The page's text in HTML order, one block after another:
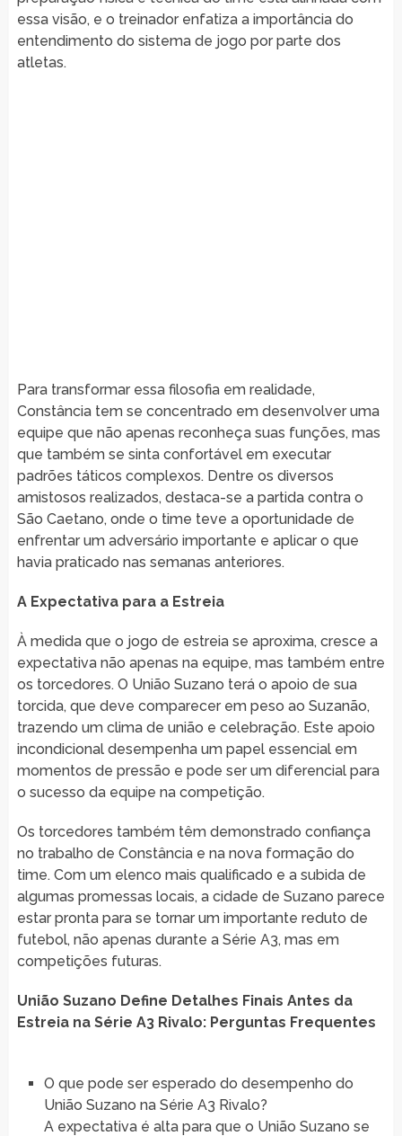
essa visão, e o treinador enfatiza a importância do
entendimento do sistema de jogo por parte dos
atletas.
Para transformar essa filosofia em realidade,
Constância tem se concentrado em desenvolver uma
equipe que não apenas reconheça suas funções, mas
que também se sinta confortável em executar
padrões táticos complexos. Dentre os diversos
amistosos realizados, destaca-se a partida contra o
São Caetano, onde o time teve a oportunidade de
enfrentar um adversário importante e aplicar o que
havia praticado nas semanas anteriores.
A Expectativa para a Estreia
À medida que o jogo de estreia se aproxima, cresce a
expectativa não apenas na equipe, mas também entre
os torcedores. O União Suzano terá o apoio de sua
torcida, que deve comparecer em peso ao Suzanão,
trazendo um clima de união e celebração. Este apoio
incondicional desempenha um papel essencial em
momentos de pressão e pode ser um diferencial para
o sucesso da equipe na competição.
Os torcedores também têm demonstrado confiança
no trabalho de Constância e na nova formação do
time. Com um elenco mais qualificado e a subida de
algumas promessas locais, a cidade de Suzano parece
estar pronta para se tornar um importante reduto de
futebol, não apenas durante a Série A3, mas em
competições futuras.
União Suzano Define Detalhes Finais Antes da
Estreia na Série A3 Rivalo: Perguntas Frequentes
O que pode ser esperado do desempenho do
União Suzano na Série A3 Rivalo?
A expectativa é alta para que o União Suzano se